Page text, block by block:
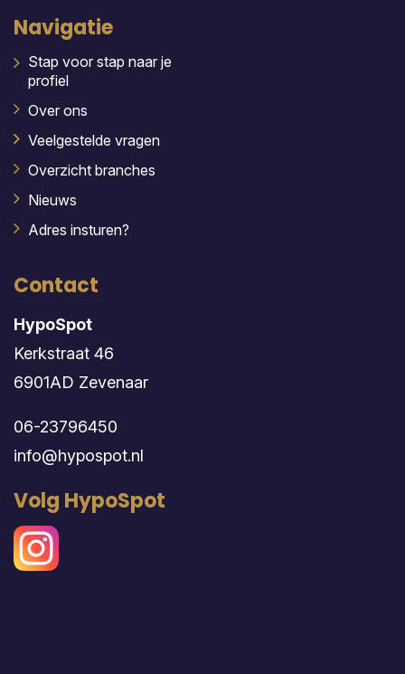
Navigatie
Stap voor stap naar je
profiel
Over ons
Veelgestelde vragen
Overzicht branches
Nieuws
Adres insturen?
Contact
HypoSpot
Kerkstraat 46
6901AD Zevenaar
06-23796450
info@hypospot.nl
Volg HypoSpot